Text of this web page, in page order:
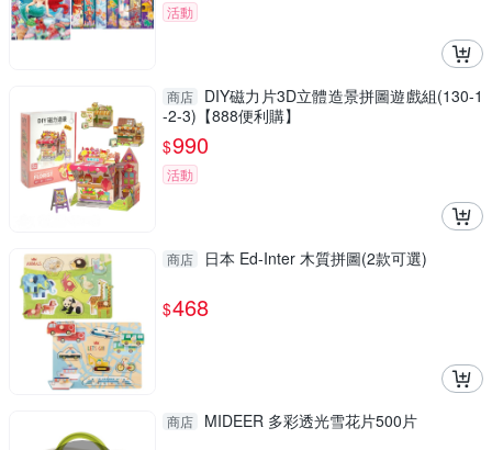
活動
商店
DIY磁力片3D立體造景拼圖遊戲組(130-1
-2-3)【888便利購】
$990
活動
商店 日本 Ed-Inter 木質拼圖(2款可選)
$468
商店 MIDEER 多彩透光雪花片500片